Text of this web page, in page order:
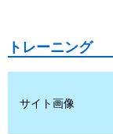
トレーニング
サイト画像